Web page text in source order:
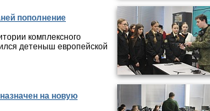
пополнение
комплексного
детеныш европейской
на новую